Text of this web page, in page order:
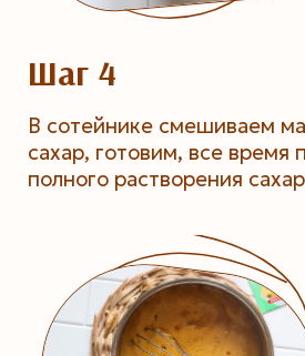
Шаг 4
В сотейнике смешиваем
сахар, готовим, все
полного растворения